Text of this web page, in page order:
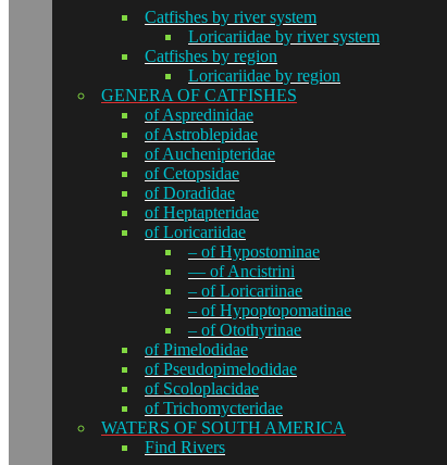
Catfishes by river system
Loricariidae by river system
Catfishes by region
Loricariidae by region
GENERA OF CATFISHES
of Aspredinidae
of Astroblepidae
of Auchenipteridae
of Cetopsidae
of Doradidae
of Heptapteridae
of Loricariidae
– of Hypostominae
— of Ancistrini
– of Loricariinae
– of Hypoptopomatinae
– of Otothyrinae
of Pimelodidae
of Pseudopimelodidae
of Scoloplacidae
of Trichomycteridae
WATERS OF SOUTH AMERICA
Find Rivers